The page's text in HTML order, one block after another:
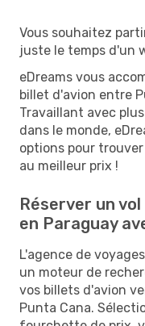
Vous souhaitez
juste le temps d'un
eDreams vous
billet d'avion entre
Travaillant avec
dans le monde,
options pour
au meilleur prix !
Réserver un
en Paraguay
L'agence de
un moteur de
vos billets d'avion
Punta Cana.